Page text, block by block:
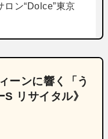
ロン“Dolce”東京
ーンに響く「う
リサイタル》